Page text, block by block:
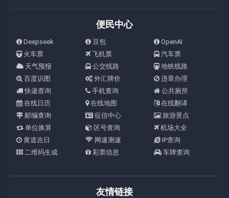
便民中心
Deepseek 豆包
OpenAI
火车票
飞机票
汽车票
天气预报
公交线路
地铁线路
百度识图
外汇牌价
违章办理
快递查询
手机查询
公共厕所
在线日历
在线地图
在线翻译
邮编查询
征信中心
旅游景点
单位换算
区号查询
机场大全
黄道吉日
网速测速
IP查询
二维码生成
彩票信息 车牌查询
友情链接